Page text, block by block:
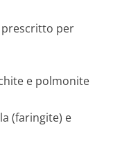
prescritto per
e polmonite
(faringite) e